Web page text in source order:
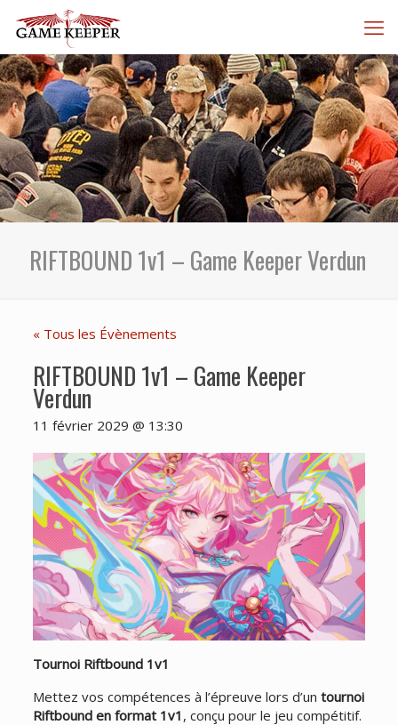
RIFTBOUND 1v1 – Game Keeper Verdun
« Tous les Évènements
RIFTBOUND 1v1 – Game Keeper
Verdun
11 février 2029 @ 13:30
Tournoi Riftbound 1v1
Mettez vos compétences à l’épreuve lors d’un tournoi
Riftbound en format 1v1 , conçu pour le jeu compétitif.